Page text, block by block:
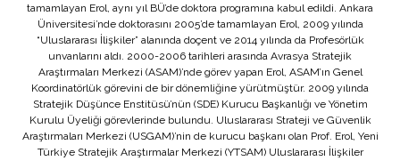
tamamlayan Erol, aynı yıl BÜ’de doktora programına kabul edildi. Ankara
Üniversitesi’nde doktorasını 2005’de tamamlayan Erol, 2009 yılında
“Uluslararası İlişkiler” alanında doçent ve 2014 yılında da Profesörlük
unvanlarını aldı. 2000-2006 tarihleri arasında Avrasya Stratejik
Araştırmaları Merkezi (ASAM)’nde görev yapan Erol, ASAM’ın Genel
Koordinatörlük görevini de bir dönemliğine yürütmüştür. 2009 yılında
Stratejik Düşünce Enstitüsü’nün (SDE) Kurucu Başkanlığı ve Yönetim
Kurulu Üyeliği görevlerinde bulundu. Uluslararası Strateji ve Güvenlik
Araştırmaları Merkezi (USGAM)’nin de kurucu başkanı olan Prof. Erol, Yeni
Türkiye Stratejik Araştırmalar Merkezi (YTSAM) Uluslararası İlişkiler